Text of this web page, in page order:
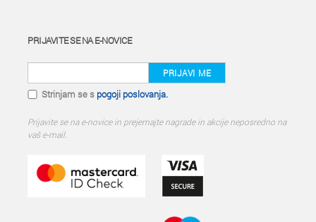
PRIJAVITE SE NA E-NOVICE
PRIJAVI ME
Strinjam se s pogoji poslovanja.
Prijavite se na e-novice in prejemajte nagrade in akcije neposredno na
vaš e-mail.